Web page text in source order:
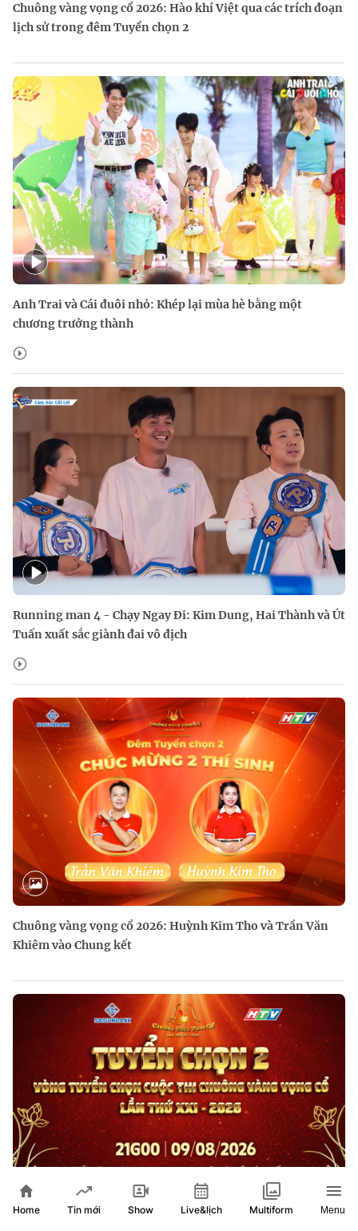
Chuông vàng vọng cổ 2026: Hào khí Việt qua các trích đoạn
lịch sử trong đêm Tuyển chọn 2
Anh Trai và Cái đuôi nhỏ: Khép lại mùa hè bằng một
chương trưởng thành
Running man 4 - Chạy Ngay Đi: Kim Dung, Hai Thành và Út
Tuấn xuất sắc giành đai vô địch
Chuông vàng vọng cổ 2026: Huỳnh Kim Tho và Trần Văn
Khiêm vào Chung kết
Home Tin mới Show Live&lịch Multiform Menu